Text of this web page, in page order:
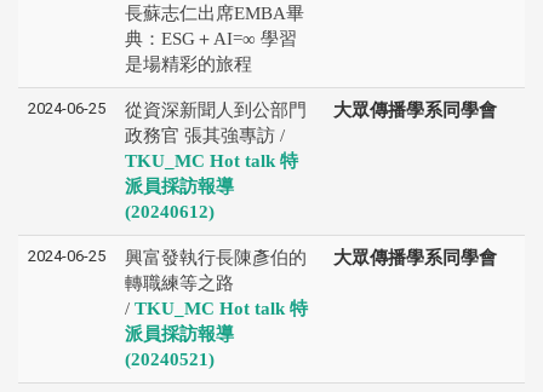
長蘇志仁出席EMBA畢
典：ESG＋AI=∞ 學習
是場精彩的旅程
2024-06-25
從資深新聞人到公部門
政務官 張其強專訪 /
TKU_MC Hot talk 特
派員採訪報導
(20240612)
大眾傳播學系同學會
2024-06-25
興富發執行長陳彥伯的
轉職練等之路
/ TKU_MC Hot talk 特
派員採訪報導
(20240521)
大眾傳播學系同學會